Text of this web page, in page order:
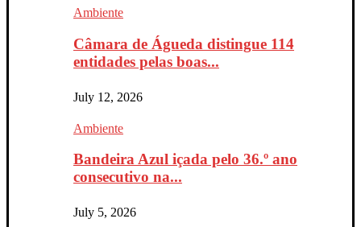
Ambiente
Câmara de Águeda distingue 114
entidades pelas boas...
July 12, 2026
Ambiente
Bandeira Azul içada pelo 36.º ano
consecutivo na...
July 5, 2026